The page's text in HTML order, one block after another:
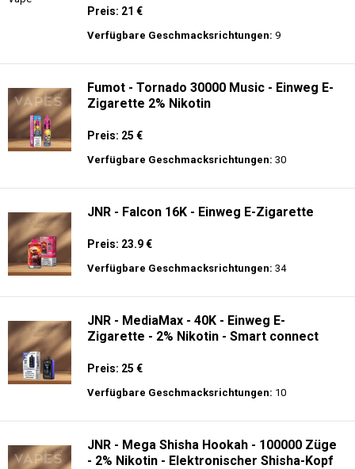
Preis: 21 €
Verfügbare Geschmacksrichtungen: 9
Fumot - Tornado 30000 Music - Einweg E-
Zigarette 2% Nikotin
Preis: 25 €
Verfügbare Geschmacksrichtungen: 30
JNR - Falcon 16K - Einweg E-Zigarette
Preis: 23.9 €
Verfügbare Geschmacksrichtungen: 34
JNR - MediaMax - 40K - Einweg E-
Zigarette - 2% Nikotin - Smart connect
Preis: 25 €
Verfügbare Geschmacksrichtungen: 10
JNR - Mega Shisha Hookah - 100000 Züge
- 2% Nikotin - Elektronischer Shisha-Kopf